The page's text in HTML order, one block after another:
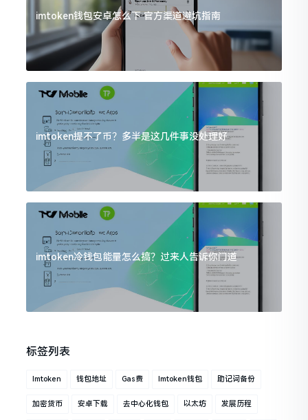
imtoken钱包安卓怎么下 官方渠道避坑指南
imtoken提不了币？多半是这几件事没处理好
imtoken冷钱包能量怎么搞？过来人告诉你门道
标签列表
Imtoken 钱包地址 Gas费 Imtoken钱包 助记词备份
加密货币 安卓下载 去中心化钱包 以太坊 发展历程